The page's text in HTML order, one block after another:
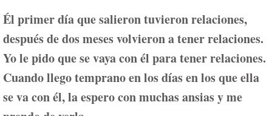
Él primer día que salieron tuvieron relaciones,
después de dos meses volvieron a tener relaciones.
Yo le pido que se vaya con él para tener relaciones.
Cuando llego temprano en los días en los que ella
se va con él, la espero con muchas ansias y me